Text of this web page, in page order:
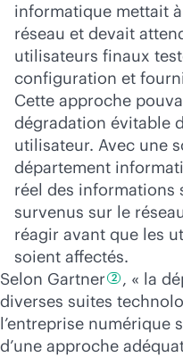
informatique mettait
réseau et devait
utilisateurs finaux
configuration et
Cette approche
dégradation évitable
utilisateur. Avec une
département
réel des informations
survenus sur le
réagir avant que les
soient affectés.
Selon Gartner 2 , « la
diverses suites
l’entreprise numérique
d’une approche